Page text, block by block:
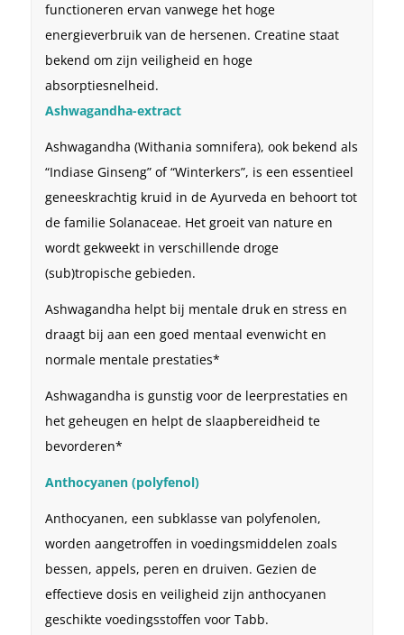
functioneren ervan vanwege het hoge
energieverbruik van de hersenen. Creatine staat
bekend om zijn veiligheid en hoge
absorptiesnelheid.
Ashwagandha-extract
Ashwagandha (Withania somnifera), ook bekend als
“Indiase Ginseng” of “Winterkers”, is een essentieel
geneeskrachtig kruid in de Ayurveda en behoort tot
de familie Solanaceae. Het groeit van nature en
wordt gekweekt in verschillende droge
(sub)tropische gebieden.
Ashwagandha helpt bij mentale druk en stress en
draagt ​​bij aan een goed mentaal evenwicht en
normale mentale prestaties*
Ashwagandha is gunstig voor de leerprestaties en
het geheugen en helpt de slaapbereidheid te
bevorderen*
Anthocyanen (polyfenol)
Anthocyanen, een subklasse van polyfenolen,
worden aangetroffen in voedingsmiddelen zoals
bessen, appels, peren en druiven. Gezien de
effectieve dosis en veiligheid zijn anthocyanen
geschikte voedingsstoffen voor Tabb.